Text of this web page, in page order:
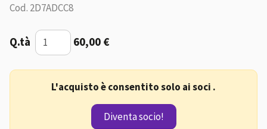
Cod. 2D7ADCC8
Q.tà 60,00 €
L'acquisto è consentito solo ai soci .
Diventa socio!